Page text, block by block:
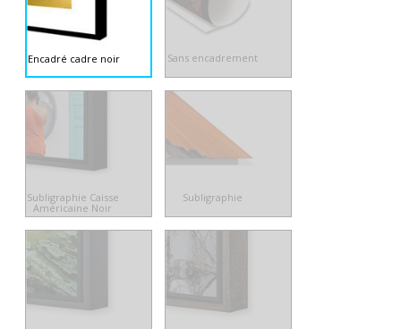
Encadré cadre noir Sans encadrement
Subligraphie Caisse
Américaine Noir
Subligraphie